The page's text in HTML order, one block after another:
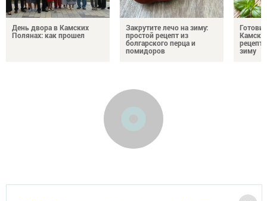
День двора в Камских
Полянах: как прошел
Закрутите лечо на зиму:
простой рецепт из
болгарского перца и
помидоров
зиму